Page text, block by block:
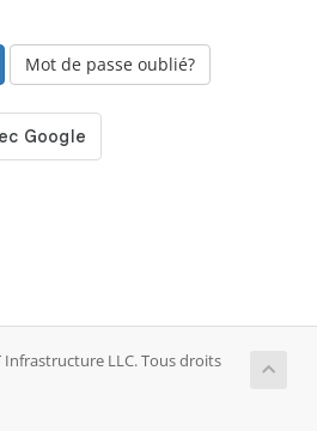
Mot de passe oublié?
LLC. Tous droits